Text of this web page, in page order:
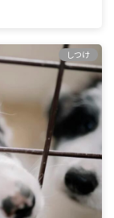
しつけ